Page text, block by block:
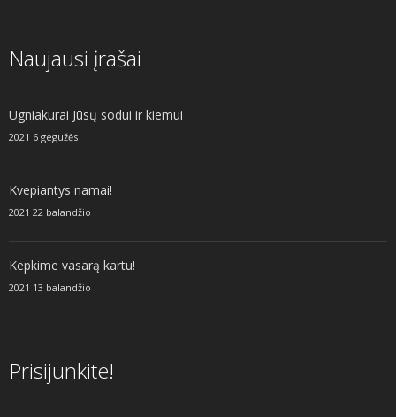
Naujausi įrašai
Ugniakurai Jūsų sodui ir kiemui
2021 6 gegužės
Kvepiantys namai!
2021 22 balandžio
Kepkime vasarą kartu!
2021 13 balandžio
Prisijunkite!